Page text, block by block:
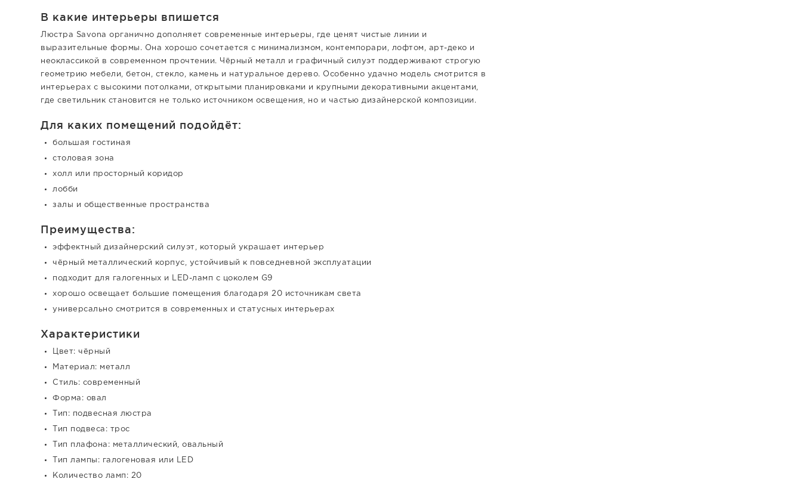
В какие интерьеры впишется
Люстра Savona органично дополняет современные интерьеры, где ценят чистые линии и
выразительные формы. Она хорошо сочетается с минимализмом, контемпорари, лофтом, арт-деко и
неоклассикой в современном прочтении. Чёрный металл и графичный силуэт поддерживают строгую
геометрию мебели, бетон, стекло, камень и натуральное дерево. Особенно удачно модель смотрится в
интерьерах с высокими потолками, открытыми планировками и крупными декоративными акцентами,
где светильник становится не только источником освещения, но и частью дизайнерской композиции.
Для каких помещений подойдёт:
большая гостиная
столовая зона
холл или просторный коридор
лобби
залы и общественные пространства
Преимущества:
эффектный дизайнерский силуэт, который украшает интерьер
чёрный металлический корпус, устойчивый к повседневной эксплуатации
подходит для галогенных и LED-ламп с цоколем G9
хорошо освещает большие помещения благодаря 20 источникам света
универсально смотрится в современных и статусных интерьерах
Характеристики
Цвет: чёрный
Материал: металл
Стиль: современный
Форма: овал
Тип: подвесная люстра
Тип подвеса: трос
Тип плафона: металлический, овальный
Тип лампы: галогеновая или LED
Количество ламп: 20